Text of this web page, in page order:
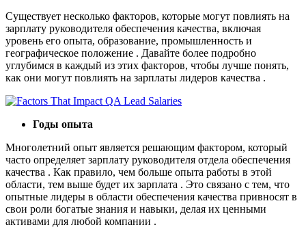
Существует несколько факторов, которые могут повлиять на
зарплату руководителя обеспечения качества, включая
уровень его опыта, образование, промышленность и
географическое положение . Давайте более подробно
углубимся в каждый из этих факторов, чтобы лучше понять,
как они могут повлиять на зарплаты лидеров качества .
Годы опыта
Многолетний опыт является решающим фактором, который
часто определяет зарплату руководителя отдела обеспечения
качества . Как правило, чем больше опыта работы в этой
области, тем выше будет их зарплата . Это связано с тем, что
опытные лидеры в области обеспечения качества привносят в
свои роли богатые знания и навыки, делая их ценными
активами для любой компании .